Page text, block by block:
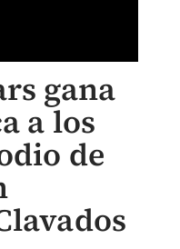
gana
a los
de